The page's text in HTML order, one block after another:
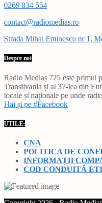
0269 834 554
contact@radiomedias.ro
Strada Mihai Eminescu nr 1,
Despre noi
Radio Mediaș 725 este primul
Transilvania și al 37-lea din
locale și naționale pe unde
Hai și pe #Facebook
UTILE:
CNA
POLITICA DE
INFORMAȚII
COD CONDUITĂ